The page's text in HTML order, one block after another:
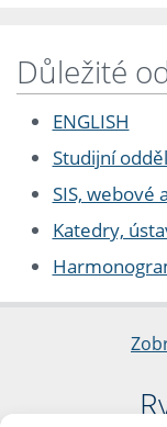
Důležité
ENGLISH
Studijní
SIS, webové
Katedry,